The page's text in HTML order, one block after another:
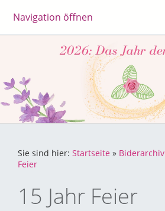
Navigation öffnen
Sie sind hier: Startseite » Biderarchiv
Feier
15 Jahr Feier